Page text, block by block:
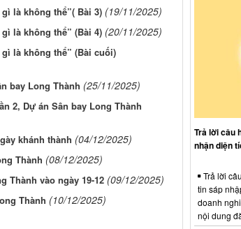
là không thể”( Bài 3) (19/11/2025)
là không thể” (Bài 4) (20/11/2025)
là không thể” (Bài cuối)
bay Long Thành (25/11/2025)
2, Dự án Sân bay Long Thành
khánh thành (04/12/2025)
Thành (08/12/2025)
Thành vào ngày 19-12 (09/12/2025)
Thành (10/12/2025)
Trả lời câu
nhận diện
Trả lời
tin sáp
doanh
nội dung